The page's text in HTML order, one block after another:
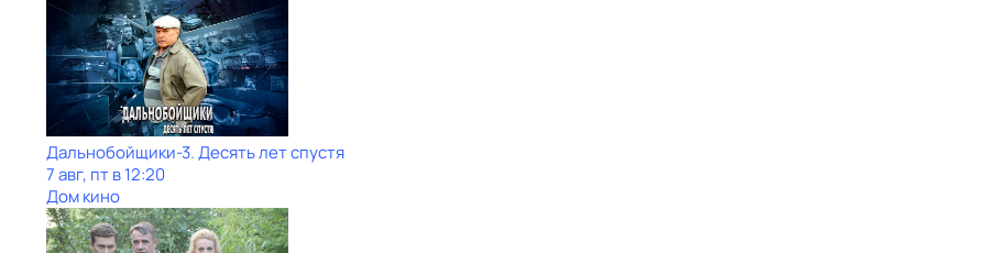
Дальнобойщики-3. Десять лет спустя
7 авг, пт в 12:20
Дом кино